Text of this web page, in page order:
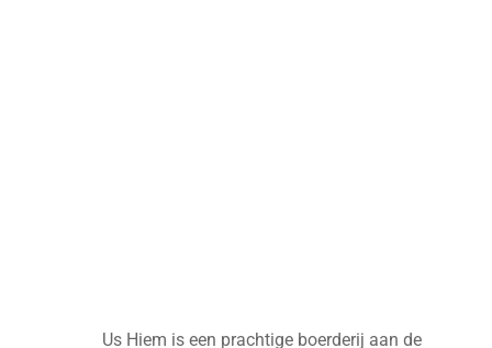
Us Hiem is een prachtige boerderij aan de